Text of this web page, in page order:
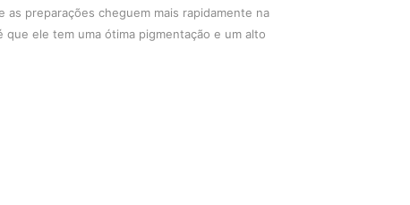
preparações cheguem mais rapidamente na
ele tem uma ótima pigmentação e um alto